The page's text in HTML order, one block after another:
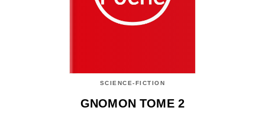
SCIENCE-FICTION
GNOMON TOME 2